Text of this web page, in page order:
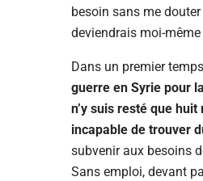
besoin sans me douter
deviendrais moi-
Dans un premier
guerre en Syrie pour
n’y suis resté que huit
incapable de trouver
subvenir aux besoins
Sans emploi, devant